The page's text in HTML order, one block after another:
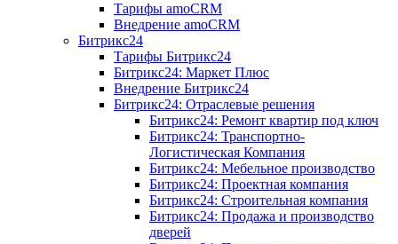
Тарифы amoCRM
Внедрение amoCRM
Битрикс24
Тарифы Битрикс24
Битрикс24: Маркет Плюс
Внедрение Битрикс24
Битрикс24: Отраслевые решения
Битрикс24: Ремонт квартир под ключ
Битрикс24: Транспортно-
Логистическая Компания
Битрикс24: Мебельное производство
Битрикс24: Проектная компания
Битрикс24: Строительная компания
Битрикс24: Продажа и производство
дверей